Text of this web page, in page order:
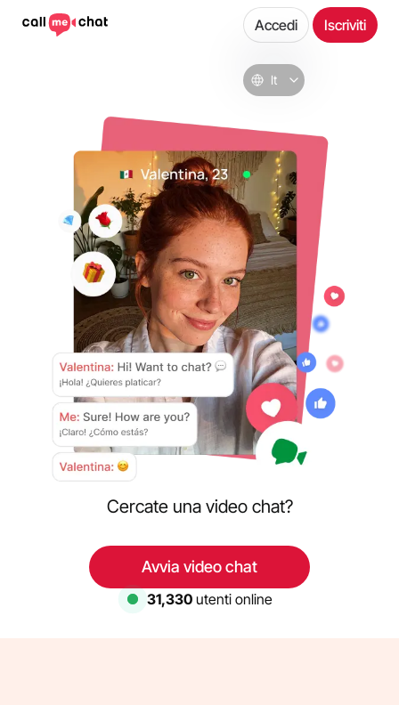
It
Accedi Iscriviti
Cercate una video chat?
Avvia video chat
31,330utenti online